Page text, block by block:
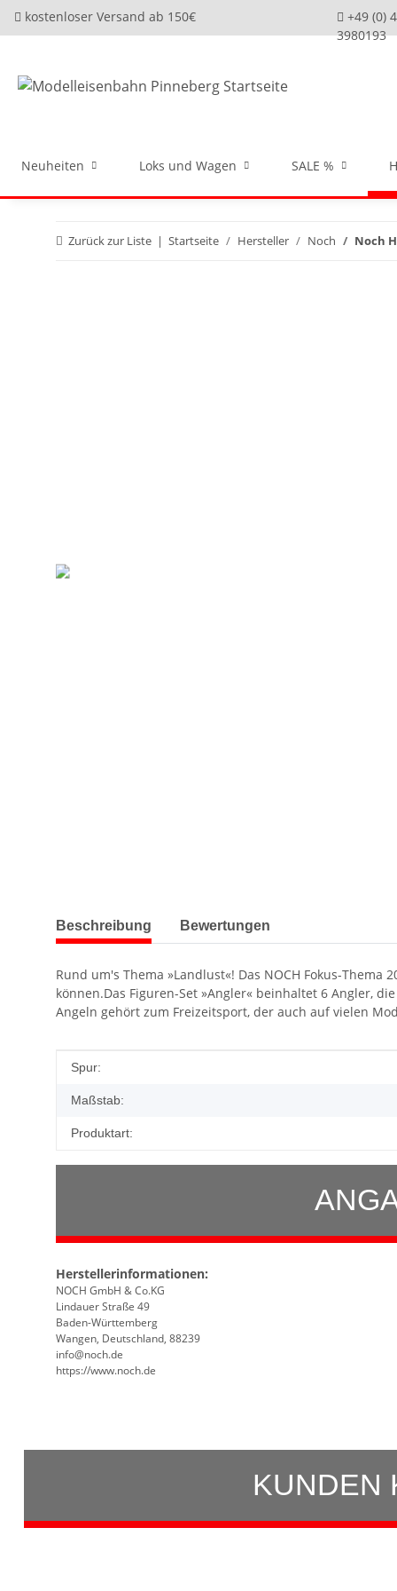
kostenloser Versand ab 150€
+49 (0)
3980193
Neuheiten Loks und Wagen SALE %
Zurück zur Liste Startseite Hersteller Noch Noch
weitere Registerkarten anzeigen
Beschreibung Bewertungen
Rund um's Thema »Landlust«! Das NOCH Fokus-
können.Das Figuren-Set »Angler« beinhaltet 6 Angler,
Angeln gehört zum Freizeitsport, der auch auf vielen
Produkteigenschaft
Wert
Spur:
Maßstab:
Produktart:
Herstellerinformationen:
NOCH GmbH & Co.KG
Lindauer Straße 49
Baden-Württemberg
Wangen, Deutschland, 88239
info@noch.de
https://www.noch.de
KUNDEN